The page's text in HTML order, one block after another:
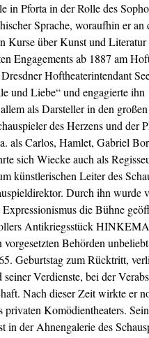
in Pforta in der Rolle des
Sprache, woraufhin er an
Kurse über Kunst und Literatur
Engagements ab 1887 am
Hoftheaterintendant
und Liebe“ und engagierte ihn
als Darsteller in den
des Herzens und der
als Carlos, Hamlet, Gabriel
sich Wiecke auch als
künstlerischen Leiter des
Durch ihn wurde
die Bühne
Antikriegsstück
Behörden
Geburtstag zum Rücktritt,
Verdienste, bei der
Nach dieser Zeit wirkte er
Komödientheaters.
in der Ahnengalerie des